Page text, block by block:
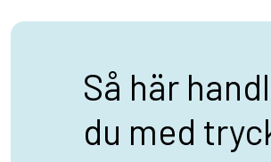
Så här
du med